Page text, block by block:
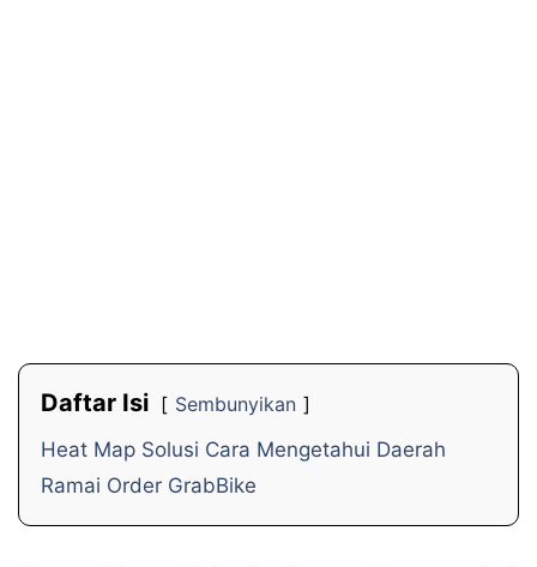
Daftar Isi
Sembunyikan
Heat Map Solusi Cara Mengetahui Daerah
Ramai Order GrabBike